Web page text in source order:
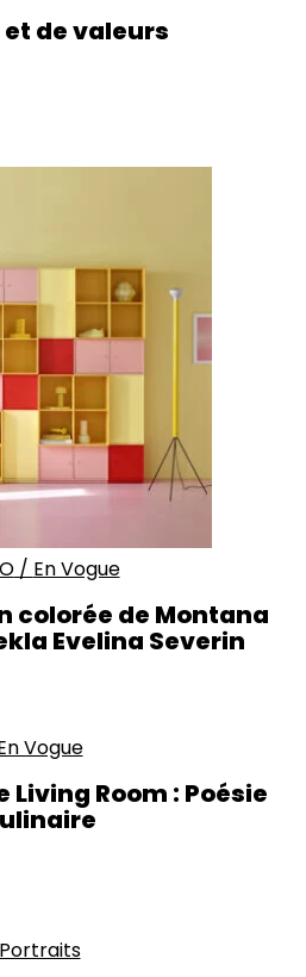
et de valeurs
/ En Vogue
colorée de Montana
Evelina Severin
Vogue
Room : Poésie
Portraits